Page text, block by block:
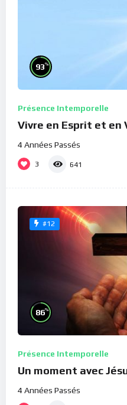
93%
Présence Intemporelle
Vivre en Esprit et en
4 Années Passés
3 641
#12
86%
Présence Intemporelle
Un moment avec
4 Années Passés